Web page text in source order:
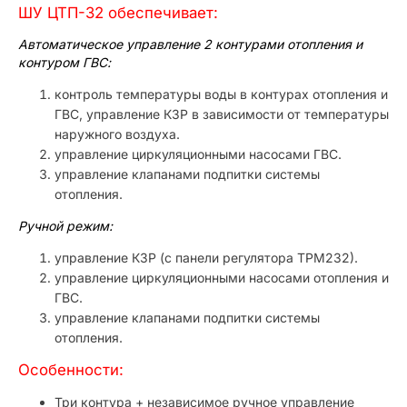
ШУ ЦТП-32 обеспечивает:
Автоматическое управление 2 контурами отопления и
контуром ГВС:
контроль температуры воды в контурах отопления и
ГВС, управление КЗР в зависимости от температуры
наружного воздуха.
управление циркуляционными насосами ГВС.
управление клапанами подпитки системы
отопления.
Ручной режим:
управление КЗР (с панели регулятора ТРМ232).
управление циркуляционными насосами отопления и
ГВС.
управление клапанами подпитки системы
отопления.
Особенности:
Три контура + независимое ручное управление